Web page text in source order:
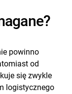
powinno
od
się zwykle
logistycznego